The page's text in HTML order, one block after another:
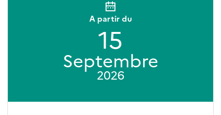
A partir du
15
Septembre
2026